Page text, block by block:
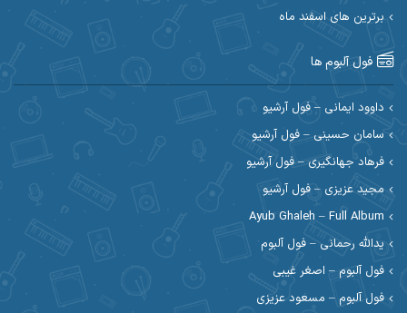
احسان کریمی احسان کمری
احسان مرادیان احمد اسلامی
احمد بیرانوند
احمد صحراییان
احمد نازدار احمد نوریان
احمدرضا امرایی
ارسلان منصوری ارسی بند
اسماعیل منتی
برترین های اسفند ماه
فول آلبوم ها
داوود ایمانی – فول آرشیو
سامان حسینی – فول آرشیو
فرهاد جهانگیری – فول آرشیو
مجید عزیزی – فول آرشیو
Ayub Ghaleh – Full Album
یدالله رحمانی – فول آلبوم
فول آلبوم – اصغر غیبی
فول آلبوم – مسعود عزیزی